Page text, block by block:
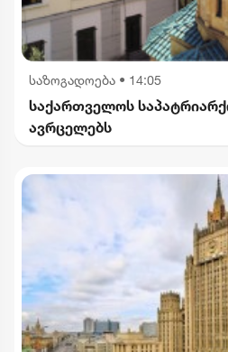
საზოგადოება • 14:05
საქართველოს
ავრცელებს